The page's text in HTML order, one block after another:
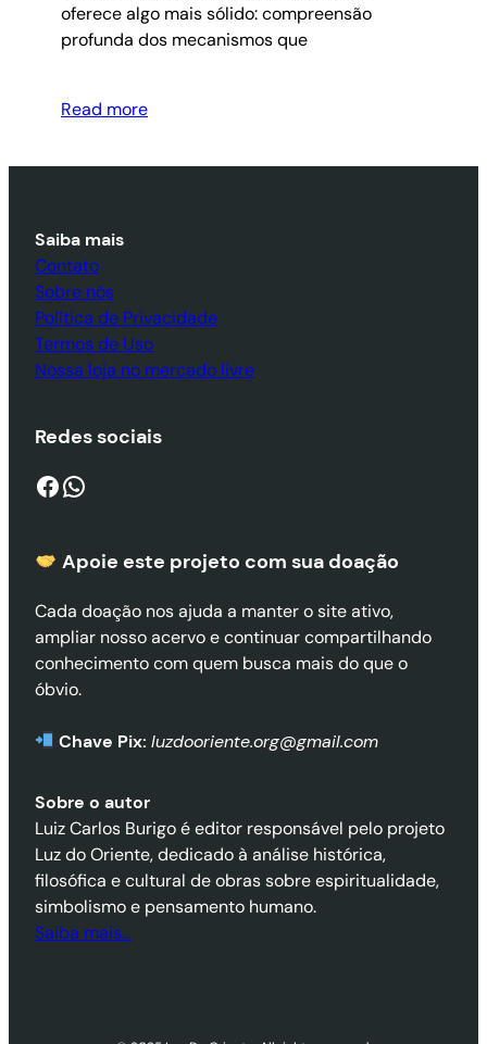
oferece algo mais sólido: compreensão
profunda dos mecanismos que
Read more
Saiba mais
Contato
Sobre nós
Política de Privacidade
Termos de Uso
Nossa loja no mercado livre
Redes sociais
Facebook WhatsApp
Apoie este projeto com sua doação
Cada doação nos ajuda a manter o site ativo,
ampliar nosso acervo e continuar compartilhando
conhecimento com quem busca mais do que o
óbvio.
Chave Pix: luzdooriente.org@gmail.com
Sobre o autor
Luiz Carlos Burigo é editor responsável pelo projeto
Luz do Oriente, dedicado à análise histórica,
filosófica e cultural de obras sobre espiritualidade,
simbolismo e pensamento humano.
Saiba mais…